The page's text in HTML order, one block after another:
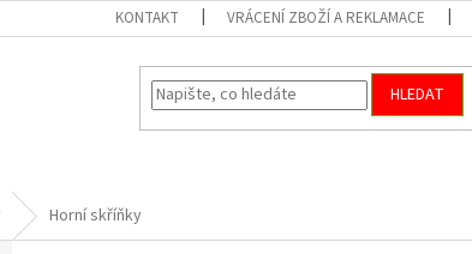
KONTAKT VRÁCENÍ ZBOŽÍ A REKLAMACE
HLEDAT
Horní skříňky